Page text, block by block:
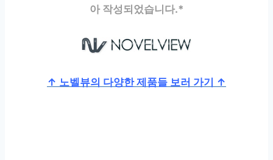
아 작성되었습니다.*
↑ 노벨뷰의 다양한 제품들 보러 가기 ↑